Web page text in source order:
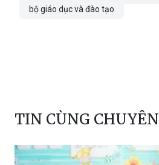
bộ giáo dục và đào tạo
TIN CÙNG